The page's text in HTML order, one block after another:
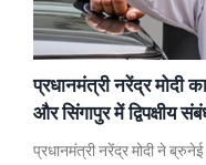
प्रधानमंत्री नरेंद्र मोदी
और सिंगापुर में द्विपक्षीय
प्रधानमंत्री नरेंद्र मोदी ने